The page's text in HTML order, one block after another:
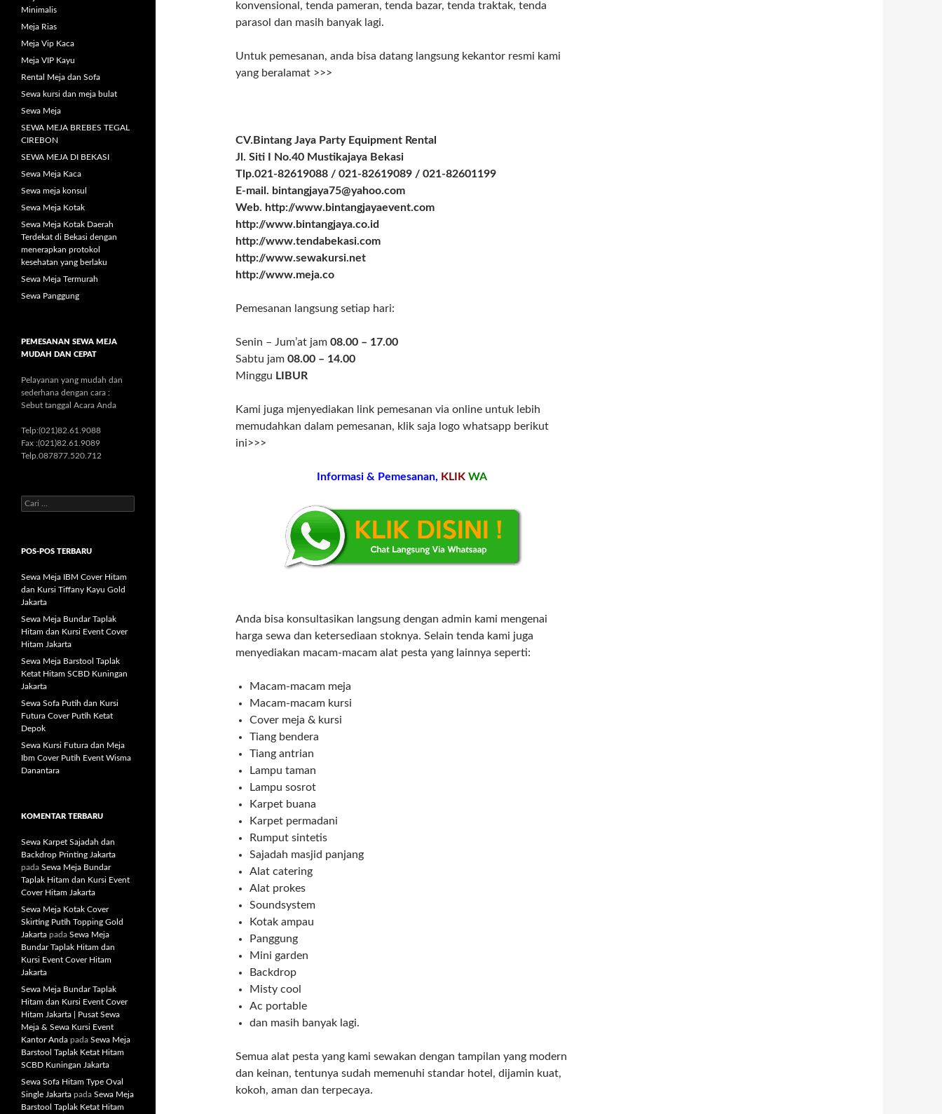
konvensional, tenda pameran, tenda bazar, tenda traktak, tenda
parasol dan masih banyak lagi.
Untuk pemesanan, anda bisa datang langsung kekantor resmi kami
yang beralamat >>>
CV.Bintang Jaya Party Equipment Rental
Jl. Siti I No.40 Mustikajaya Bekasi
Tlp.021-82619088 / 021-82619089 / 021-82601199
E-mail. bintangjaya75@yahoo.com
Web. http://www.bintangjayaevent.com
http://www.bintangjaya.co.id
http://www.tendabekasi.com
http://www.sewakursi.net
http://www.meja.co
Pemesanan langsung setiap hari:
Senin – Jum’at jam 08.00 – 17.00
Sabtu jam 08.00 – 14.00
Minggu LIBUR
Kami juga mjenyediakan link pemesanan via online untuk lebih
memudahkan dalam pemesanan, klik saja logo whatsapp berikut
ini>>>
Informasi & Pemesanan, KLIK WA
Anda bisa konsultasikan langsung dengan admin kami mengenai
harga sewa dan ketersediaan stoknya. Selain tenda kami juga
menyediakan macam-macam alat pesta yang lainnya seperti:
Macam-macam meja
Macam-macam kursi
Cover meja & kursi
Tiang bendera
Tiang antrian
Lampu taman
Lampu sosrot
Karpet buana
Karpet permadani
Rumput sintetis
Sajadah masjid panjang
Alat catering
Alat prokes
Soundsystem
Kotak ampau
Panggung
Mini garden
Backdrop
Misty cool
Ac portable
dan masih banyak lagi.
Semua alat pesta yang kami sewakan dengan tampilan yang modern
dan keinan, tentunya sudah memenuhi standar hotel, dijamin kuat,
kokoh, aman dan terpecaya.
Minimalis
Meja Rias
Meja Vip Kaca
Meja VIP Kayu
Rental Meja dan Sofa
Sewa kursi dan meja bulat
Sewa Meja
SEWA MEJA BREBES TEGAL
CIREBON
SEWA MEJA DI BEKASI
Sewa Meja Kaca
Sewa meja konsul
Sewa Meja Kotak
Sewa Meja Kotak Daerah
Terdekat di Bekasi dengan
menerapkan protokol
kesehatan yang berlaku
Sewa Meja Termurah
Sewa Panggung
PEMESANAN SEWA MEJA
MUDAH DAN CEPAT
Pelayanan yang mudah dan
sederhana dengan cara :
Sebut tanggal Acara Anda
Telp:(021)82.61.9088
Fax :(021)82.61.9089
Telp.087877.520.712
C
a
u
t
u
k
:
POS-POS TERBARU
Sewa Meja IBM Cover Hitam
dan Kursi Tiffany Kayu Gold
Jakarta
Sewa Meja Bundar Taplak
Hitam dan Kursi Event Cover
Hitam Jakarta
Sewa Meja Barstool Taplak
Ketat Hitam SCBD Kuningan
Jakarta
Sewa Sofa Putih dan Kursi
Futura Cover Putih Ketat
Depok
Sewa Kursi Futura dan Meja
Ibm Cover Putih Event Wisma
Danantara
KOMENTAR TERBARU
Sewa Karpet Sajadah dan
Backdrop Printing Jakarta
pada Sewa Meja Bundar
Taplak Hitam dan Kursi Event
Cover Hitam Jakarta
Sewa Meja Kotak Cover
Skirting Putih Topping Gold
Jakarta pada Sewa Meja
Bundar Taplak Hitam dan
Kursi Event Cover Hitam
Jakarta
Sewa Meja Bundar Taplak
Hitam dan Kursi Event Cover
Hitam Jakarta | Pusat Sewa
Meja & Sewa Kursi Event
Kantor Anda pada Sewa Meja
Barstool Taplak Ketat Hitam
SCBD Kuningan Jakarta
Sewa Sofa Hitam Type Oval
Single Jakarta pada Sewa Meja
Barstool Taplak Ketat Hitam